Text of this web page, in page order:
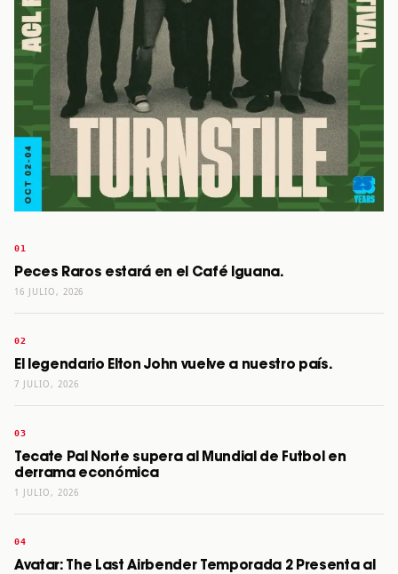
Peces Raros estará en el Café Iguana.
16 JULIO, 2026
El legendario Elton John vuelve a nuestro país.
7 JULIO, 2026
Tecate Pal Norte supera al Mundial de Futbol en
derrama económica
1 JULIO, 2026
Avatar: The Last Airbender Temporada 2 Presenta al